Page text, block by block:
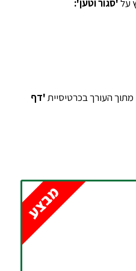
וטען':
בכרטיסיית'דף
מבצע